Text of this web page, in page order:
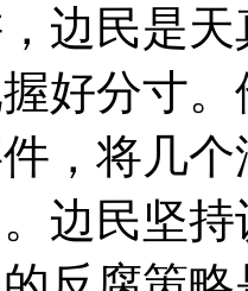
边民是
好分寸
，将几
边民坚